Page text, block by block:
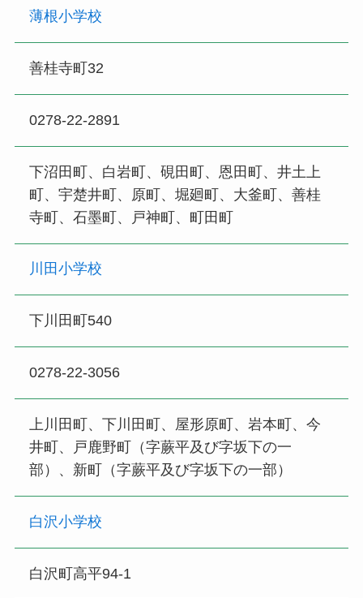
薄根小学校
善桂寺町32
0278-22-2891
下沼田町、白岩町、硯田町、恩田町、井土上
町、宇楚井町、原町、堀廻町、大釜町、善桂
寺町、石墨町、戸神町、町田町
川田小学校
下川田町540
0278-22-3056
上川田町、下川田町、屋形原町、岩本町、今
井町、戸鹿野町（字蕨平及び字坂下の一
部）、新町（字蕨平及び字坂下の一部）
白沢小学校
白沢町高平94-1